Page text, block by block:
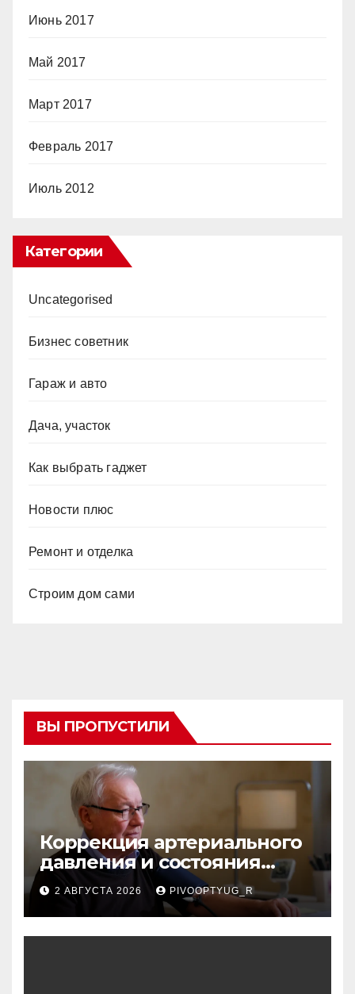
Июнь 2017
Май 2017
Март 2017
Февраль 2017
Июль 2012
Категории
Uncategorised
Бизнес советник
Гараж и авто
Дача, участок
Как выбрать гаджет
Новости плюс
Ремонт и отделка
Строим дом сами
ВЫ ПРОПУСТИЛИ
Коррекция артериального
давления и состояния
сосудов в профилактике
инсульта
2 АВГУСТА 2026 PIVOOPTYUG_R